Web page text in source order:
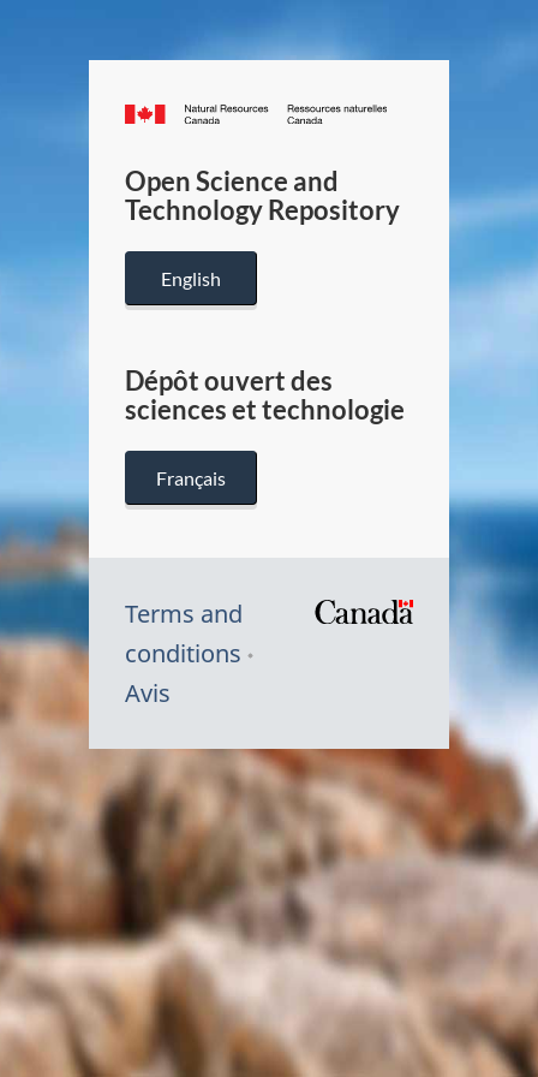
Canada.ca
/
Canada
Open Science and
Technology Repository
English
Dépôt ouvert des
sciences et technologie
Français
Terms and
conditions
Avis
Symbole
du
Canada